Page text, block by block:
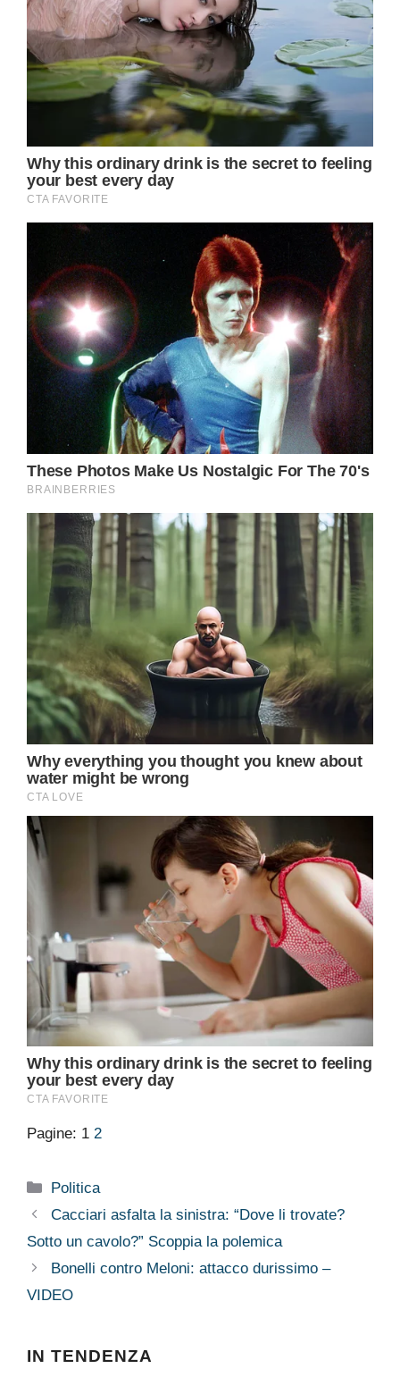
Pagine: 1 2
Categorie
Politica
Cacciari asfalta la sinistra: “Dove li trovate?
Sotto un cavolo?” Scoppia la polemica
Bonelli contro Meloni: attacco durissimo –
VIDEO
IN TENDENZA